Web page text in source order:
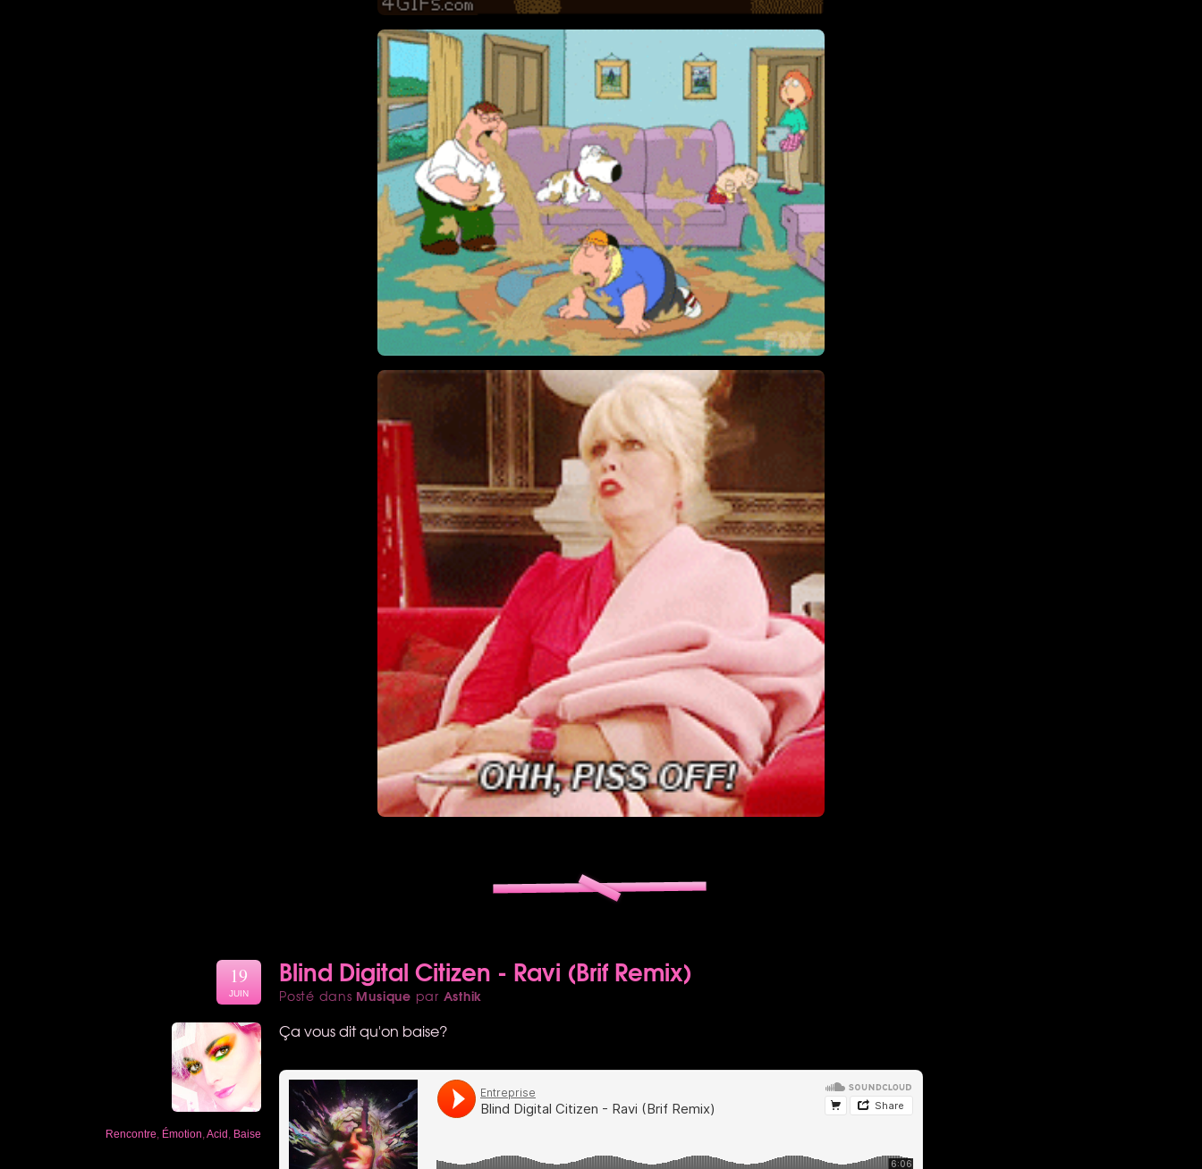
Blind Digital Citizen - Ravi (Brif Remix)
Posté dans Musique par Asthik
19
JUIN
Rencontre, Émotion,Acid , Baise
Ça vous dit qu'on baise?